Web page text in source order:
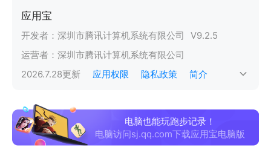
应用宝
开发者： 深圳市腾讯计算机系统有限公司 V9.2.5
运营者： 深圳市腾讯计算机系统有限公司
2026.7.28更新 应用权限 隐私政策 简介
电脑也能玩跑步记录！
电脑访问sj.qq.com下载应用宝电脑版